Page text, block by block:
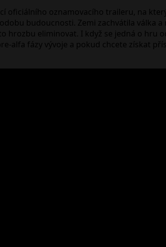
oznamovacího traileru, na
budoucnosti. Zemi zachvátila válka
eliminovat. I když se jedná o hru
alfa fázy vývoje a pokud chcete získat